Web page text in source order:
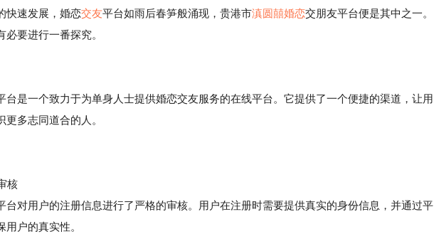
快速发展，婚恋交友平台如雨后春笋般涌现，贵港市滇圆囍婚恋交朋友平台便是其中之一。
要进行一番探究。
台是一个致力于为单身人士提供婚恋交友服务的在线平台。它提供了一个便捷的渠道，让用
多志同道合的人。
核
对用户的注册信息进行了严格的审核。用户在注册时需要提供真实的身份信息，并通过平
户的真实性。